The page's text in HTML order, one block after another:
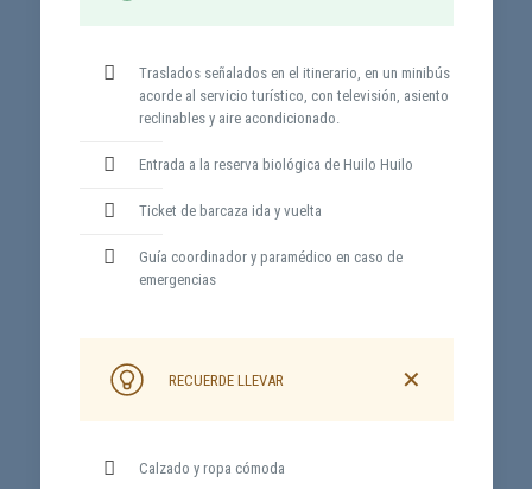
Traslados señalados en el itinerario, en un minibús
acorde al servicio turístico, con televisión, asiento
reclinables y aire acondicionado.
Entrada a la reserva biológica de Huilo Huilo
Ticket de barcaza ida y vuelta
Guía coordinador y paramédico en caso de
emergencias
RECUERDE LLEVAR ✕
Calzado y ropa cómoda